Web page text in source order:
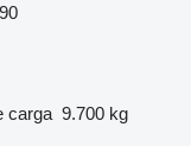
carga 9.700 kg